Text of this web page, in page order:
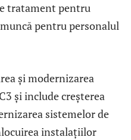
tratament pentru
pentru personalul
și modernizarea
și include creșterea
sistemelor de
instalațiilor